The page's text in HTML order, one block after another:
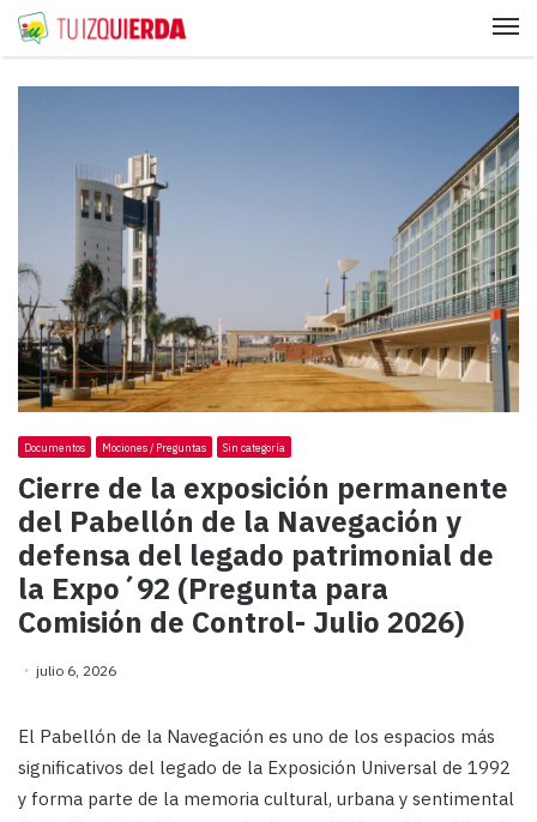
Documentos Mociones / Preguntas Sin categoría
Cierre de la exposición permanente
del Pabellón de la Navegación y
defensa del legado patrimonial de
la Expo´92 (Pregunta para
Comisión de Control- Julio 2026)
julio 6, 2026
El Pabellón de la Navegación es uno de los espacios más
significativos del legado de la Exposición Universal de 1992
y forma parte de la memoria cultural, urbana y sentimental